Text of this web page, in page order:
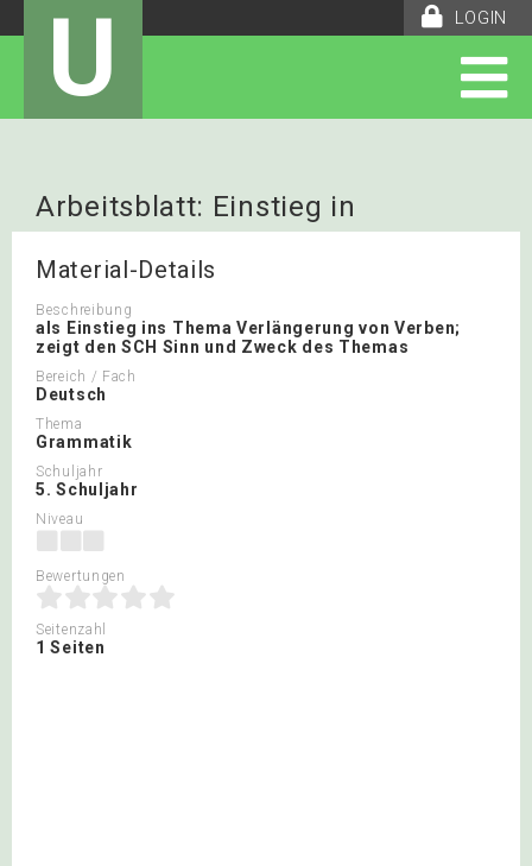
LOGIN
U
Arbeitsblatt: Einstieg in
Verlängerung von Verben
Material-Details
Beschreibung
als Einstieg ins Thema Verlängerung von Verben;
zeigt den SCH Sinn und Zweck des Themas
Bereich / Fach
Deutsch
Thema
Grammatik
Schuljahr
5. Schuljahr
Niveau
Bewertungen
Seitenzahl
1 Seiten